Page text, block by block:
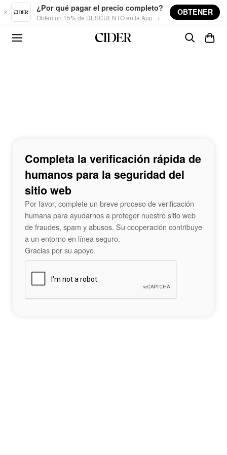
Skip to main content
¿Por qué pagar el precio completo?
Obtén un 15% de DESCUENTO en la App →
OBTENER
Completa la verificación rápida de
humanos para la seguridad del
sitio web
Por favor, complete un breve proceso de verificación
humana para ayudarnos a proteger nuestro sitio web
de fraudes, spam y abusos. Su cooperación contribuye
a un entorno en línea seguro.
Gracias por su apoyo.